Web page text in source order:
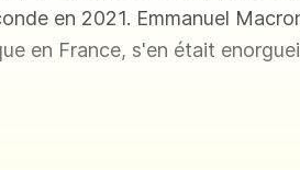
en 2021. Emmanuel
en France, s'en était